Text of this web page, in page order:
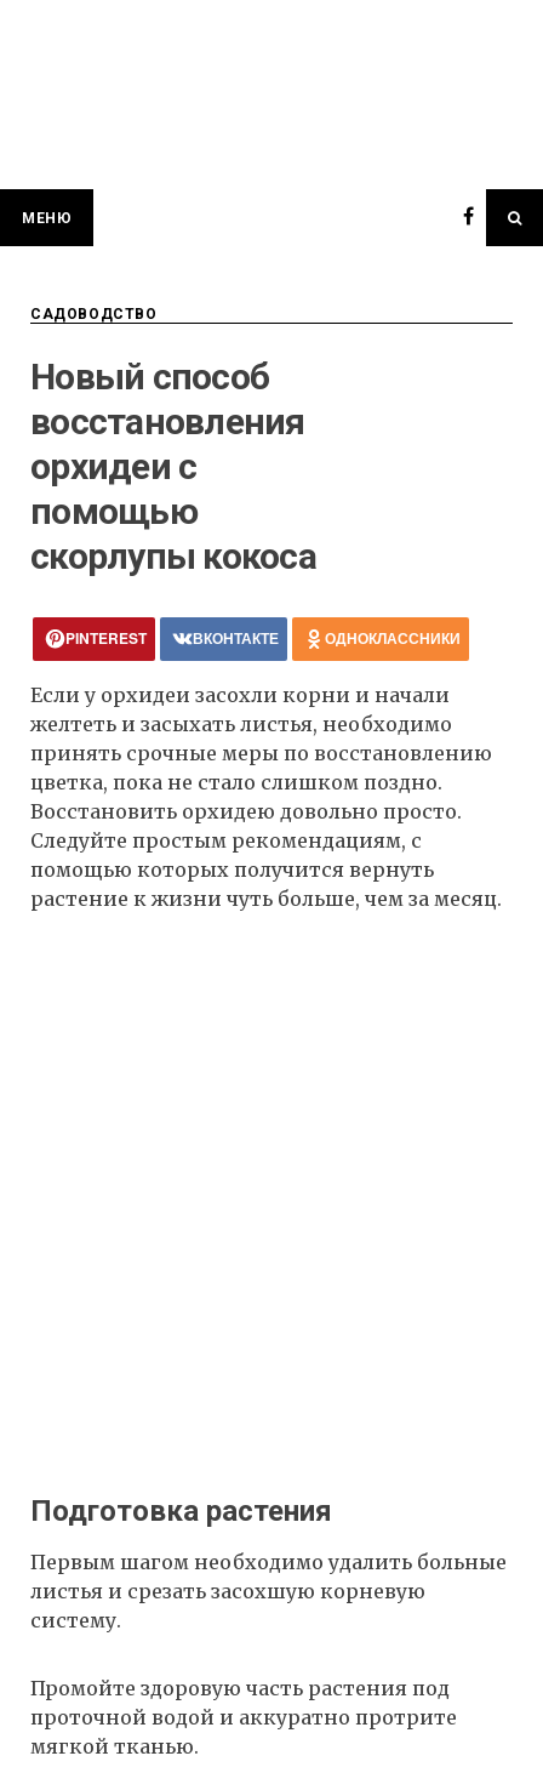
МЕНЮ
САДОВОДСТВО
Новый способ
восстановления
орхидеи с
помощью
скорлупы кокоса
PINTEREST ВКОНТАКТЕ ОДНОКЛАССНИКИ
Если у орхидеи засохли корни и начали
желтеть и засыхать листья, необходимо
принять срочные меры по восстановлению
цветка, пока не стало слишком поздно.
Восстановить орхидею довольно просто.
Следуйте простым рекомендациям, с
помощью которых получится вернуть
растение к жизни чуть больше, чем за месяц.
Подготовка растения
Первым шагом необходимо удалить больные
листья и срезать засохшую корневую
систему.
Промойте здоровую часть растения под
проточной водой и аккуратно протрите
мягкой тканью.